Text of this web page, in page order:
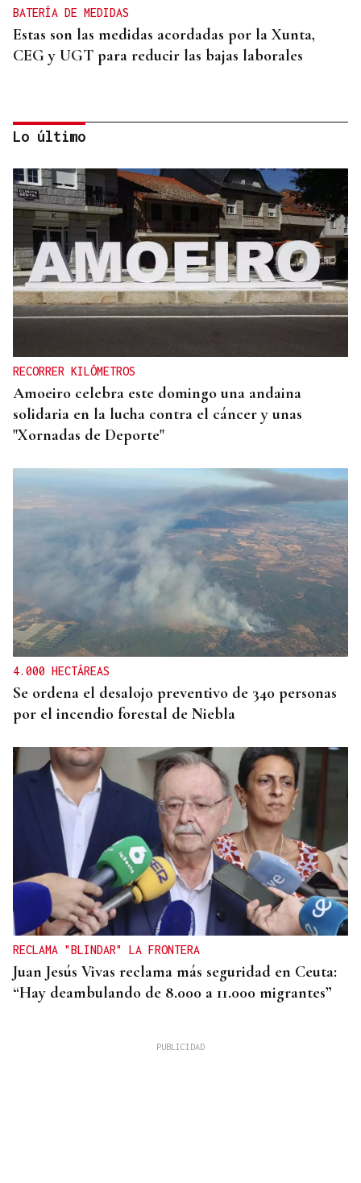
BATERÍA DE MEDIDAS
Estas son las medidas acordadas por la Xunta,
CEG y UGT para reducir las bajas laborales
DIÁLOGO SOCIAL
La Xunta, Confederación de Empresarios de
bajas laborales
Lo último
RECORRER KILÓMETROS
Amoeiro celebra este domingo una andaina
solidaria en la lucha contra el cáncer y unas
"Xornadas de Deporte"
4.000 HECTÁREAS
Se ordena el desalojo preventivo de 340 personas
por el incendio forestal de Niebla
RECLAMA "BLINDAR" LA FRONTERA
Juan Jesús Vivas reclama más seguridad en Ceuta:
“Hay deambulando de 8.000 a 11.000 migrantes”